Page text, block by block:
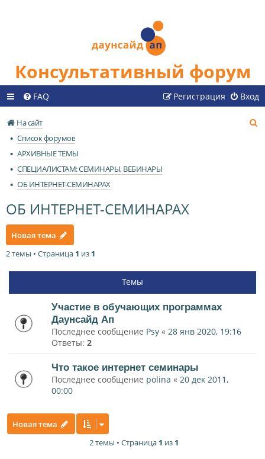
Консультативный форум
FAQ Вход
Регистрация
На сайт
Список форумов
АРХИВНЫЕ ТЕМЫ
СПЕЦИАЛИСТАМ: СЕМИНАРЫ, ВЕБИНАРЫ
ОБ ИНТЕРНЕТ-СЕМИНАРАХ
ОБ ИНТЕРНЕТ-СЕМИНАРАХ
Новая тема
2 темы • Страница 1 из 1
Темы
Участие в обучающих программах
Даунсайд Ап
Последнее сообщение Psy « 28 янв 2020, 19:16
Ответы: 2
Что такое интернет семинары
Последнее сообщение polina « 20 дек 2011,
00:00
Новая тема
2 темы • Страница 1 из 1